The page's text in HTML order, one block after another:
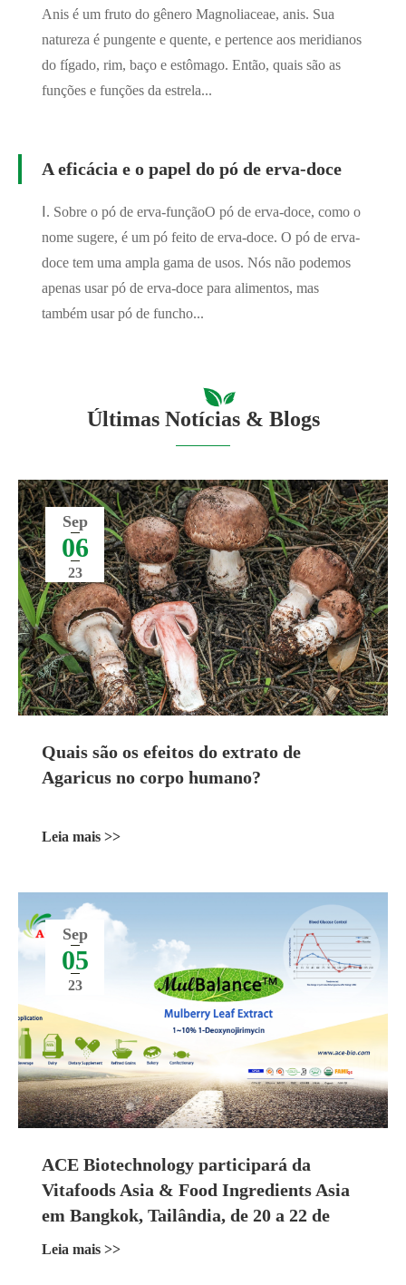
Anis é um fruto do gênero Magnoliaceae, anis. Sua
natureza é pungente e quente, e pertence aos meridianos
do fígado, rim, baço e estômago. Então, quais são as
funções e funções da estrela...
A eficácia e o papel do pó de erva-doce
Ⅰ. Sobre o pó de erva-funçãoO pó de erva-doce, como o
nome sugere, é um pó feito de erva-doce. O pó de erva-
doce tem uma ampla gama de usos. Nós não podemos
apenas usar pó de erva-doce para alimentos, mas
também usar pó de funcho...
Últimas Notícias & Blogs
Sep
06
23
Quais são os efeitos do extrato de
Agaricus no corpo humano?
Leia mais >>
Sep
05
23
ACE Biotechnology participará da
Vitafoods Asia & Food Ingredients Asia
em Bangkok, Tailândia, de 20 a 22 de
setembro de 2023
Leia mais >>